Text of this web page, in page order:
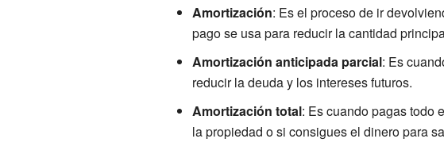
Amortización: Es el proceso de ir
pago se usa para reducir la cantidad
Amortización anticipada parcial: Es
reducir la deuda y los intereses futuros.
Amortización total: Es cuando pagas todo
la propiedad o si consigues el dinero para